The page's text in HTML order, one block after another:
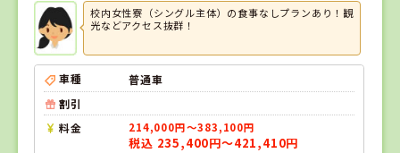
校内女性寮（シングル主体）の食事なしプランあり！観
光などアクセス抜群！
車種
普通車
割引
料金
214,000円～383,100円
税込 235,400円～421,410円